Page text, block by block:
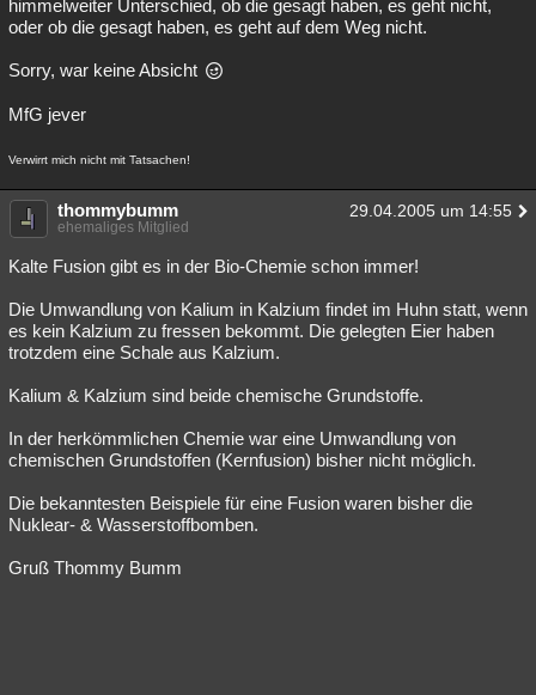
himmelweiter Unterschied, ob die gesagt haben, es geht nicht,
oder ob die gesagt haben, es geht auf dem Weg nicht.
Sorry, war keine Absicht
MfG jever
Verwirrt mich nicht mit Tatsachen!
thommybumm 29.04.2005 um 14:55
ehemaliges Mitglied
Kalte Fusion gibt es in der Bio-Chemie schon immer!
Die Umwandlung von Kalium in Kalzium findet im Huhn statt, wenn
es kein Kalzium zu fressen bekommt. Die gelegten Eier haben
trotzdem eine Schale aus Kalzium.
Kalium & Kalzium sind beide chemische Grundstoffe.
In der herkömmlichen Chemie war eine Umwandlung von
chemischen Grundstoffen (Kernfusion) bisher nicht möglich.
Die bekanntesten Beispiele für eine Fusion waren bisher die
Nuklear- & Wasserstoffbomben.
Gruß Thommy Bumm